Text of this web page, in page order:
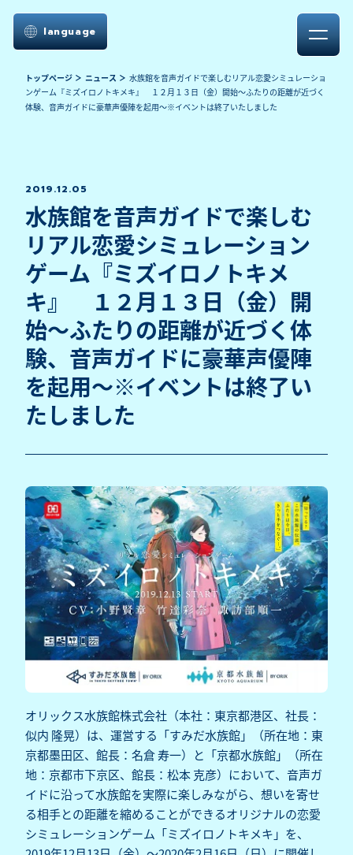
language
トップページ ニュース
水族館を音声ガイドで楽しむリアル恋愛シミュレーショ
ンゲーム『ミズイロノトキメキ』 １２月１３日（金）開始～ふたりの距離が近づく
体験、音声ガイドに豪華声優陣を起用～※イベントは終了いたしました
2019.12.05
水族館を音声ガイドで楽しむ
リアル恋愛シミュレーション
ゲーム『ミズイロノトキメ
キ』 １２月１３日（金）開
始～ふたりの距離が近づく体
験、音声ガイドに豪華声優陣
を起用～※イベントは終了い
たしました
オリックス水族館株式会社（本社：東京都港区、社長：
似内 隆晃）は、運営する「すみだ水族館」（所在地：東
京都墨田区、館長：名倉 寿一）と「京都水族館」（所在
地：京都市下京区、館長：松本 克彦）において、音声ガ
イドに沿って水族館を実際に楽しみながら、想いを寄せ
る相手との距離を縮めることができるオリジナルの恋愛
シミュレーションゲーム「ミズイロノトキメキ」を、